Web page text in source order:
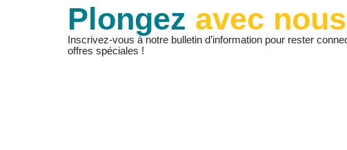
Plongez avec nous
Inscrivez-vous à notre bulletin d’information pour rester
offres spéciales !